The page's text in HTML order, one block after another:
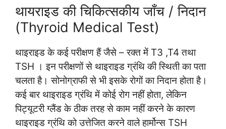
थायराइड की चिकित्सकीय जाँच / निदान
(Thyroid Medical Test)
थाइराइड के कई परीक्षण हैं जैसे – रक्त में T3 ,T4 तथा
TSH । इन परीक्षणों से थाइराइड ग्रंथि की स्थिती का पता
चलता है। सोनोग्राफी से भी इसके रोगों का निदान होता है।
कई बार थाइराइड ग्रंथि में कोई रोग नहीं होता, लेकिन
पिट्यूटरी ग्लैंड के ठीक तरह से काम नहीं करने के कारण
थाइराइड ग्रंथि को उत्तेजित करने वाले हार्मोन्स TSH